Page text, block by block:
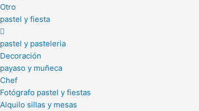
Otro
pastel y fiesta
pastel y pasteleria
Decoración
payaso y muñeca
Chef
Fotógrafo pastel y fiestas
Alquilo sillas y mesas